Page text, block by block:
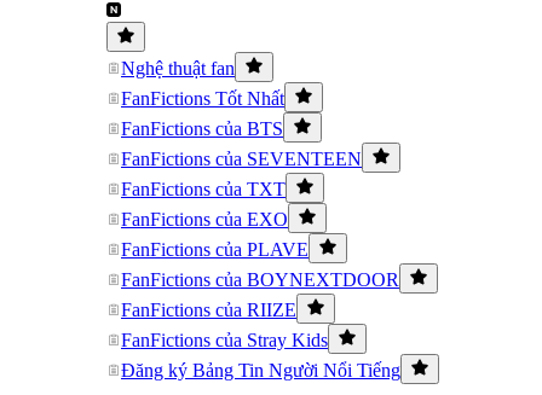
Nghệ thuật fan
FanFictions Tốt Nhất
FanFictions của BTS
FanFictions của SEVENTEEN
FanFictions của TXT
FanFictions của EXO
FanFictions của PLAVE
FanFictions của BOYNEXTDOOR
FanFictions của RIIZE
FanFictions của Stray Kids
Đăng ký Bảng Tin Người Nổi Tiếng